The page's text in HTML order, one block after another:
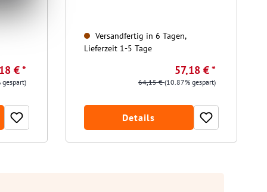
€ *
Versandfertig in 6 Tagen,
Lieferzeit 1-5 Tage
57,18 € *
64,15 €(10.87% gespart)
Details